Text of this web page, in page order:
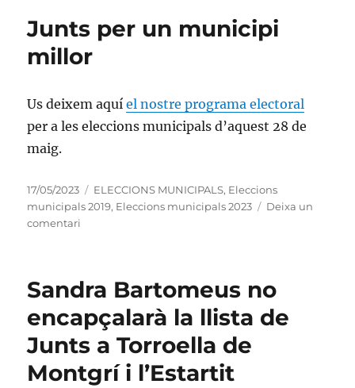
Junts per un municipi
millor
Us deixem aquíel nostre programa electoral
per a les eleccions municipals d’aquest 28 de
maig.
Publicat
el
17/05/2023 Categories
ELECCIONS MUNICIPALS, Eleccions
municipals 2019, Eleccions municipals 2023
Deixa un
comentari
municipi
Sandra Bartomeus no
encapçalarà la llista de
Junts a Torroella de
Montgrí i l’Estartit